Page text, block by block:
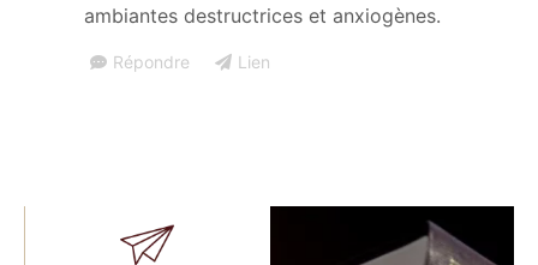
ambiantes destructrices et anxiogènes.
Répondre Lien